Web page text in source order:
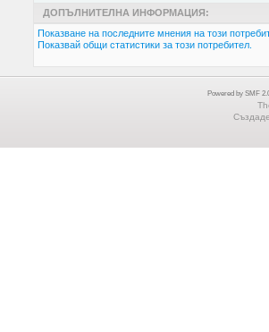
ДОПЪЛНИТЕЛНА ИНФОРМАЦИЯ:
Показване на последните мнения на този
Показвай общи статистики за този потребител.
Powered by SMF